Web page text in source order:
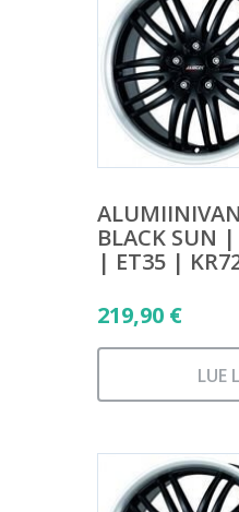
BLACK SUN
| ET35 |
219,90 €
LUE